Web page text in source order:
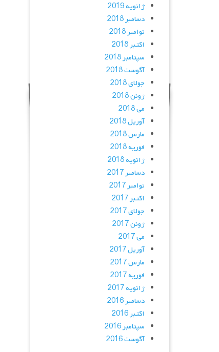
ژانویه 2019
دسامبر 2018
نوامبر 2018
اکتبر 2018
سپتامبر 2018
آگوست 2018
جولای 2018
ژوئن 2018
می 2018
آوریل 2018
مارس 2018
فوریه 2018
ژانویه 2018
دسامبر 2017
نوامبر 2017
اکتبر 2017
جولای 2017
ژوئن 2017
می 2017
آوریل 2017
مارس 2017
فوریه 2017
ژانویه 2017
دسامبر 2016
اکتبر 2016
سپتامبر 2016
آگوست 2016